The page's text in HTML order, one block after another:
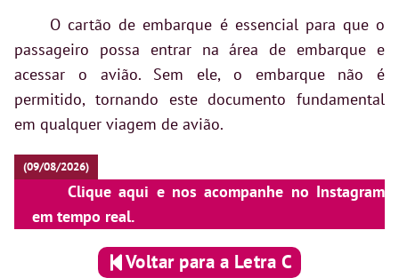
O cartão de embarque é essencial para que o
passageiro possa entrar na área de embarque e
acessar o avião. Sem ele, o embarque não é
permitido, tornando este documento fundamental
em qualquer viagem de avião.
(09/08/2026)
Clique aqui e nos acompanhe no Instagram
em tempo real.
Voltar para a Letra C